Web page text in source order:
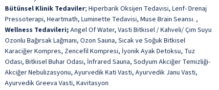
Bütünsel Klinik Tedaviler; Hiperbarik Oksijen Tedavisi, Lenf- Drenaj
Pressoterapi, Heartmath, Luminette Tedavisi, Muse Brain Seansı. ,
Wellness Tedavileri; Angel Of Water, Vasti Bitkisel / Kahveli/ Çim Suyu
Ozonlu Bağırsak Lağmanı, Ozon Sauna, Sıcak ve Soğuk Bitkisel
Karaciğer Kompres, Zencefil Kompresi, İyonik Ayak Detoksu, Tuz
Odası, Bitkisel Buhar Odası, İnfrared Sauna, Sodyum Akciğer Temizliği-
Akciğer Nebulizasyonu, Ayurvedik Kati Vasti, Ayurvedik Janu Vasti,
Ayurvedik Greeva Vasti, Kavitasyon